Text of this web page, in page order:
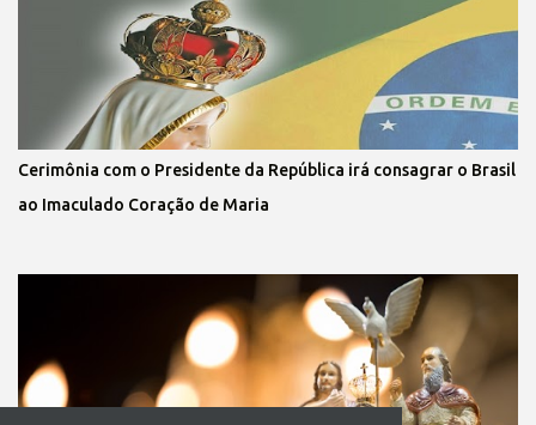
Cerimônia com o Presidente da República irá consagrar o Brasil
ao Imaculado Coração de Maria